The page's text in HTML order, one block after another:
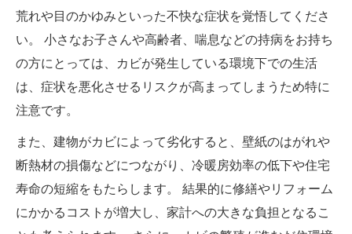
荒れや目のかゆみといった不快な症状を覚悟してくださ
い。 小さなお子さんや高齢者、喘息などの持病をお持ち
の方にとっては、カビが発生している環境下での生活
は、症状を悪化させるリスクが高まってしまうため特に
注意です。
また、建物がカビによって劣化すると、壁紙のはがれや
断熱材の損傷などにつながり、冷暖房効率の低下や住宅
寿命の短縮をもたらします。 結果的に修繕やリフォーム
にかかるコストが増大し、家計への大きな負担となるこ